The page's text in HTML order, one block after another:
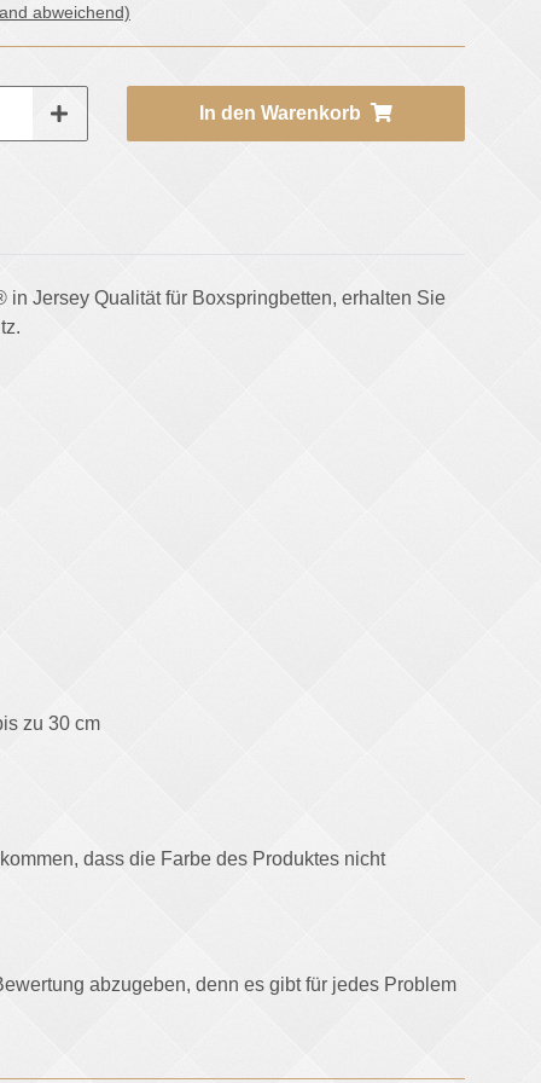
abweichend)
In den Warenkorb
Jersey Qualität für Boxspringbetten, erhalten Sie
zu 30 cm
dass die Farbe des Produktes nicht
abzugeben, denn es gibt für jedes Problem